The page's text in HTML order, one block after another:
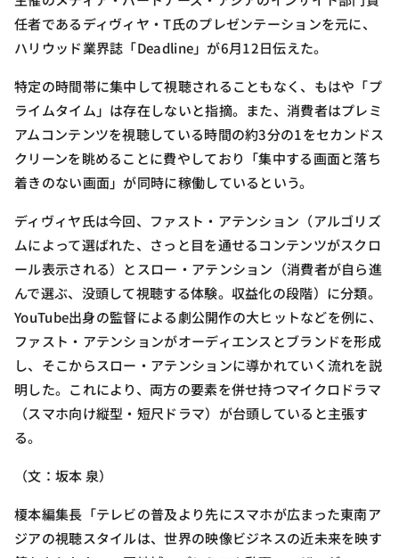
任者であるディヴィヤ・T氏のプレゼンテーションを元に、
ハリウッド業界誌「Deadline」が6月12日伝えた。
特定の時間帯に集中して視聴されることもなく、もはや「プ
ライムタイム」は存在しないと指摘。また、消費者はプレミ
アムコンテンツを視聴している時間の約3分の1をセカンドス
クリーンを眺めることに費やしており「集中する画面と落ち
着きのない画面」が同時に稼働しているという。
ディヴィヤ氏は今回、ファスト・アテンション（アルゴリズ
ムによって選ばれた、さっと目を通せるコンテンツがスクロ
ール表示される）とスロー・アテンション（消費者が自ら進
んで選ぶ、没頭して視聴する体験。収益化の段階）に分類。
YouTube出身の監督による劇公開作の大ヒットなどを例に、
ファスト・アテンションがオーディエンスとブランドを形成
し、そこからスロー・アテンションに導かれていく流れを説
明した。これにより、両方の要素を併せ持つマイクロドラマ
（スマホ向け縦型・短尺ドラマ）が台頭していると主張す
る。
（文：坂本 泉）
榎本編集長「テレビの普及より先にスマホが広まった東南ア
ジアの視聴スタイルは、世界の映像ビジネスの近未来を映す